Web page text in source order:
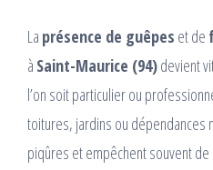
La présence de guêpes et de
à Saint-Maurice (94)devient
l’on soit particulier ou
toitures, jardins ou dépendances
piqûres et empêchent souvent